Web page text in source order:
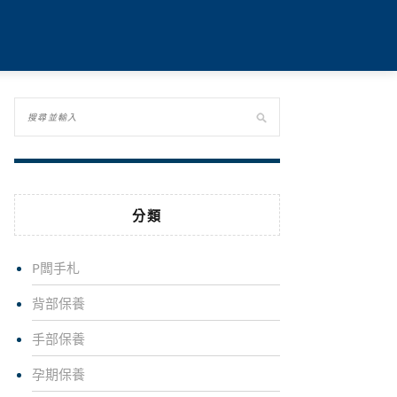
分類
P闆手札
背部保養
手部保養
孕期保養